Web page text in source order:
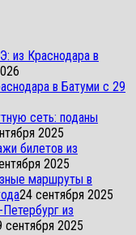
из Краснодара в
в Батуми с 29
сеть: поданы
2025
билетов из
2025
маршруты в
24 сентября 2025
из
сентября 2025